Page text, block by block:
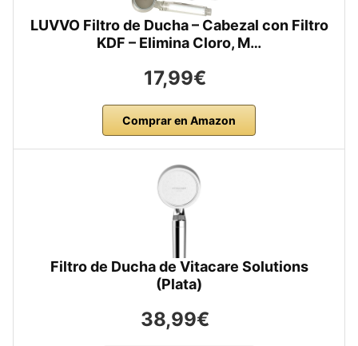
LUVVO Filtro de Ducha – Cabezal con Filtro
KDF – Elimina Cloro, M…
17,99€
Comprar en Amazon
Filtro de Ducha de Vitacare Solutions
(Plata)
38,99€